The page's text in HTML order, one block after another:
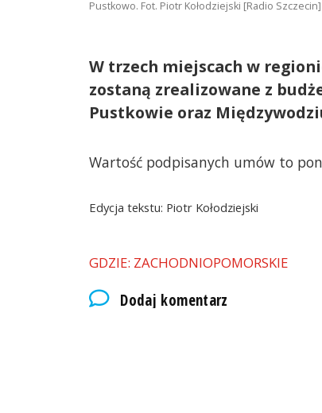
Pustkowo. Fot. Piotr Kołodziejski [Radio Szczecin]
W trzech miejscach w
zostaną zrealizowane z
Pustkowie oraz
Wartość podpisanych umów to
Edycja tekstu: Piotr Kołodziejski
GDZIE: ZACHODNIOPOMORSKIE
Dodaj komentarz